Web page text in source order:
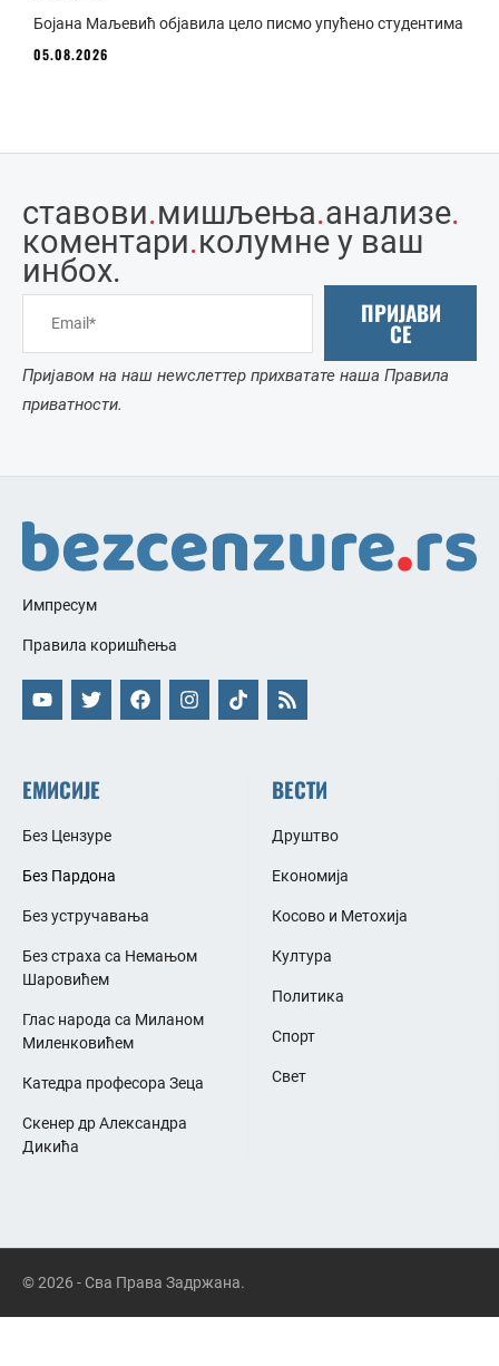
Бојана Маљевић објавила цело писмо упућено студентима
05.08.2026
ставови.мишљења.анализе.
коментари.колумне у ваш
инбоx.
ПРИЈАВИ
СЕ
Пријавом на наш неwслеттер прихватате наша Правила
приватности.
Импресум
Правила коришћења
ЕМИСИЈЕ
Без Цензуре
Без Пардона
Без устручавања
Без страха са Немањом
Шаровићем
Глас народа са Миланом
Миленковићем
Катедра професора Зеца
Скенер др Александра
Дикића
ВЕСТИ
Друштво
Економија
Косово и Метохија
Култура
Политика
Спорт
Свет
© 2026 - Сва Права Задржана.